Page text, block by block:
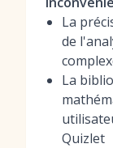
La
de
La
Quizlet